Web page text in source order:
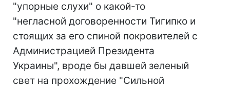
"упорные слухи" о какой-то
"негласной договоренности Тигипко и
стоящих за его спиной покровителей с
Администрацией Президента
Украины", вроде бы давшей зеленый
свет на прохождение "Сильной